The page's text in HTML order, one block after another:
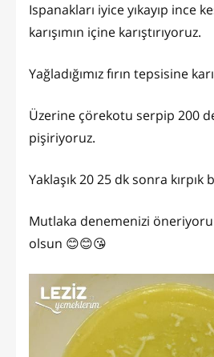
Ispanakları iyice yıkayıp ince
karışımın içine karıştırıyoruz.
Yağladığımız fırın tepsisine
Üzerine çörekotu serpip 200
pişiriyoruz.
Yaklaşık 20 25 dk sonra kırpık
Mutlaka denemenizi
olsun 😊😊😘